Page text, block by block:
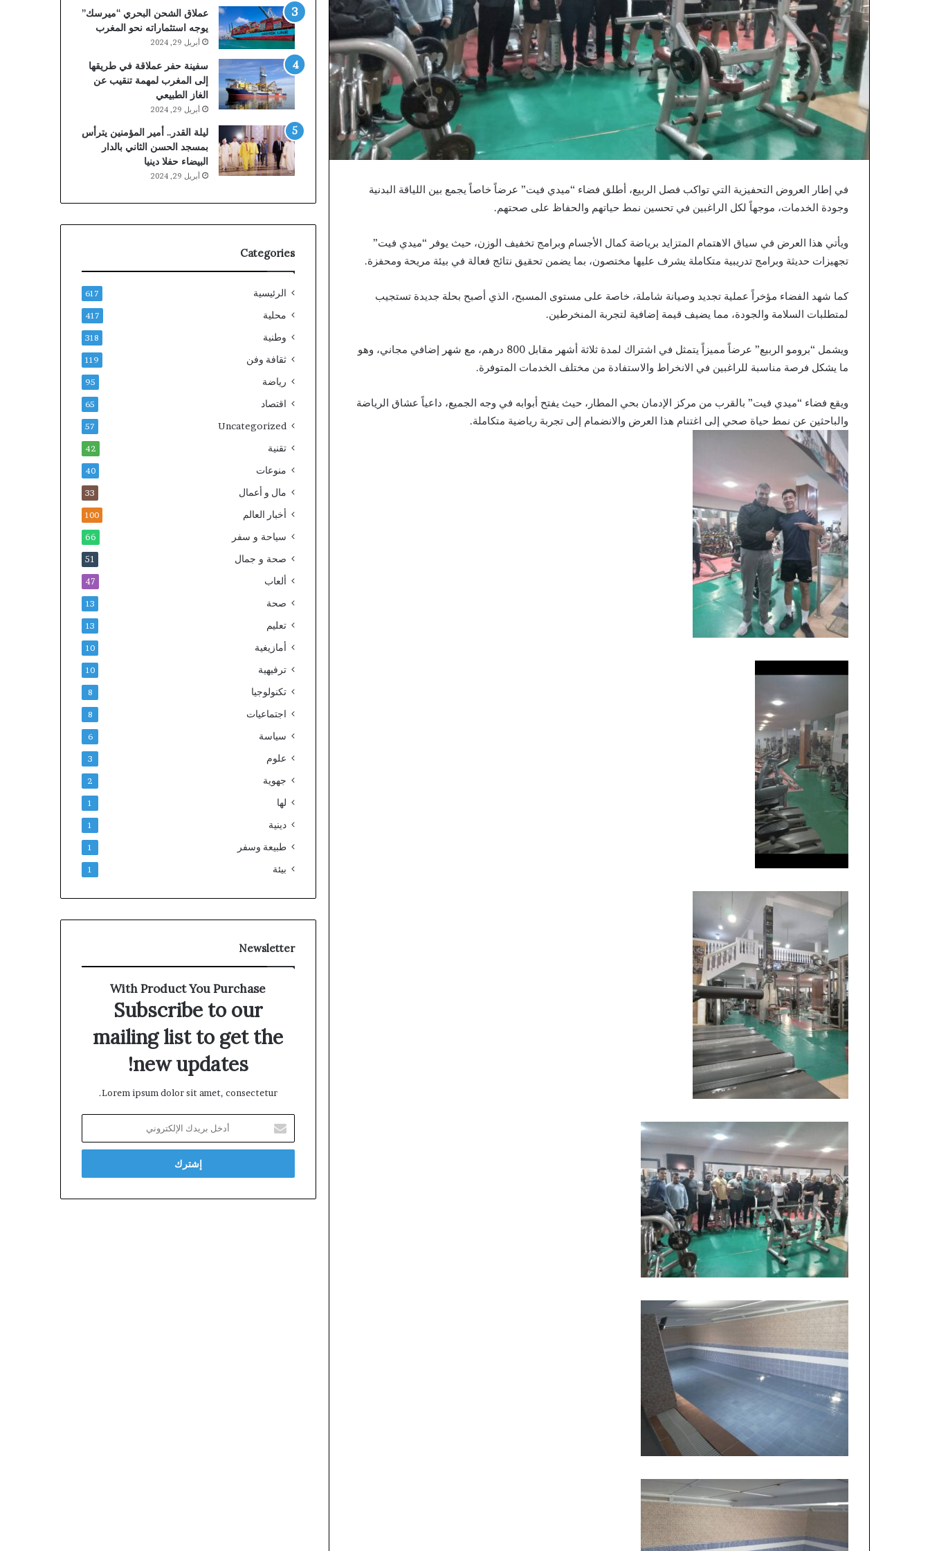
في إطار العروض التحفيزية التي تواكب فصل الربيع، أطلق فضاء “ميدي فيت” عرضاً خاصاً يجمع بين اللياقة البدنية
وجودة الخدمات، موجهاً لكل الراغبين في تحسين نمط حياتهم والحفاظ على صحتهم.
ويأتي هذا العرض في سياق الاهتمام المتزايد برياضة كمال الأجسام وبرامج تخفيف الوزن، حيث يوفر “ميدي فيت”
تجهيزات حديثة وبرامج تدريبية متكاملة يشرف عليها مختصون، بما يضمن تحقيق نتائج فعالة في بيئة مريحة ومحفزة.
كما شهد الفضاء مؤخراً عملية تجديد وصيانة شاملة، خاصة على مستوى المسبح، الذي أصبح بحلة جديدة تستجيب
لمتطلبات السلامة والجودة، مما يضيف قيمة إضافية لتجربة المنخرطين.
ويشمل “برومو الربيع” عرضاً مميزاً يتمثل في اشتراك لمدة ثلاثة أشهر مقابل 800 درهم، مع شهر إضافي مجاني، وهو
ما يشكل فرصة مناسبة للراغبين في الانخراط والاستفادة من مختلف الخدمات المتوفرة.
ويقع فضاء “ميدي فيت” بالقرب من مركز الإدمان بحي المطار، حيث يفتح أبوابه في وجه الجميع، داعياً عشاق الرياضة
والباحثين عن نمط حياة صحي إلى اغتنام هذا العرض والانضمام إلى تجربة رياضية متكاملة.
عملاق الشحن البحري “ميرسك”
يوجه استثماراته نحو المغرب
أبريل 29, 2024
سفينة حفر عملاقة في طريقها
إلى المغرب لمهمة تنقيب عن
الغاز الطبيعي
أبريل 29, 2024
ليلة القدر.. أمير المؤمنين يترأس
بمسجد الحسن الثاني بالدار
البيضاء حفلا دينيا
أبريل 29, 2024
Categories
الرئيسية 617
محلية 417
وطنية 318
ثقافة وفن 119
رياضة 95
اقتصاد 65
Uncategorized
57
تقنية 42
منوعات 40
مال و أعمال 33
أخبار العالم 100
سياحة و سفر 66
صحة و جمال 51
ألعاب 47
صحة 13
تعليم 13
أمازيغية 10
ترفيهية 10
تكنولوجيا 8
اجتماعيات 8
سياسة 6
علوم 3
جهوية 2
لها 1
دينية 1
طبيعة وسفر 1
بيئة 1
Newsletter
With Product You Purchase
Subscribe to our
mailing list to get the
new updates!
Lorem ipsum dolor sit amet, consectetur.
بريدك
الإلكتروني